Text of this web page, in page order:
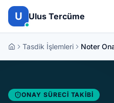
İçeriğe atla
U Ulus Tercüme
Tasdik İşlemleri Noter
ONAY SÜRECI TAKIBI